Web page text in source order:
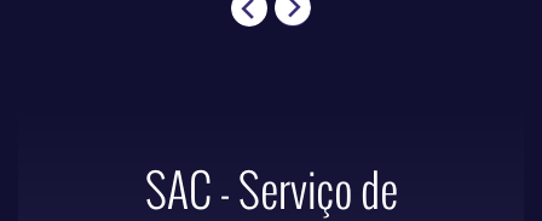
SAC - Serviço de